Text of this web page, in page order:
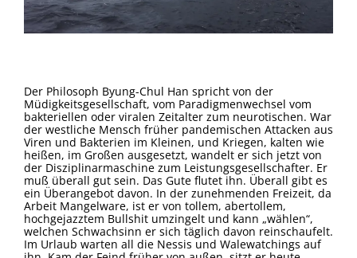
Der Philosoph Byung-Chul Han spricht von der
Müdigkeitsgesellschaft, vom Paradigmenwechsel vom
bakteriellen oder viralen Zeitalter zum neurotischen. War
der westliche Mensch früher pandemischen Attacken aus
Viren und Bakterien im Kleinen, und Kriegen, kalten wie
heißen, im Großen ausgesetzt, wandelt er sich jetzt von
der Disziplinarmaschine zum Leistungsgesellschafter. Er
muß überall gut sein. Das Gute flutet ihn. Überall gibt es
ein Überangebot davon. In der zunehmenden Freizeit, da
Arbeit Mangelware, ist er von tollem, abertollem,
hochgejazztem Bullshit umzingelt und kann „wählen“,
welchen Schwachsinn er sich täglich davon reinschaufelt.
Im Urlaub warten all die Nessis und Walewatchings auf